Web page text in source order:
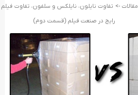
مقالات -> تفاوت نایلون، نایلکس و سلفون، تفاوت
رایج در صنعت فیلم (قسمت دوم)